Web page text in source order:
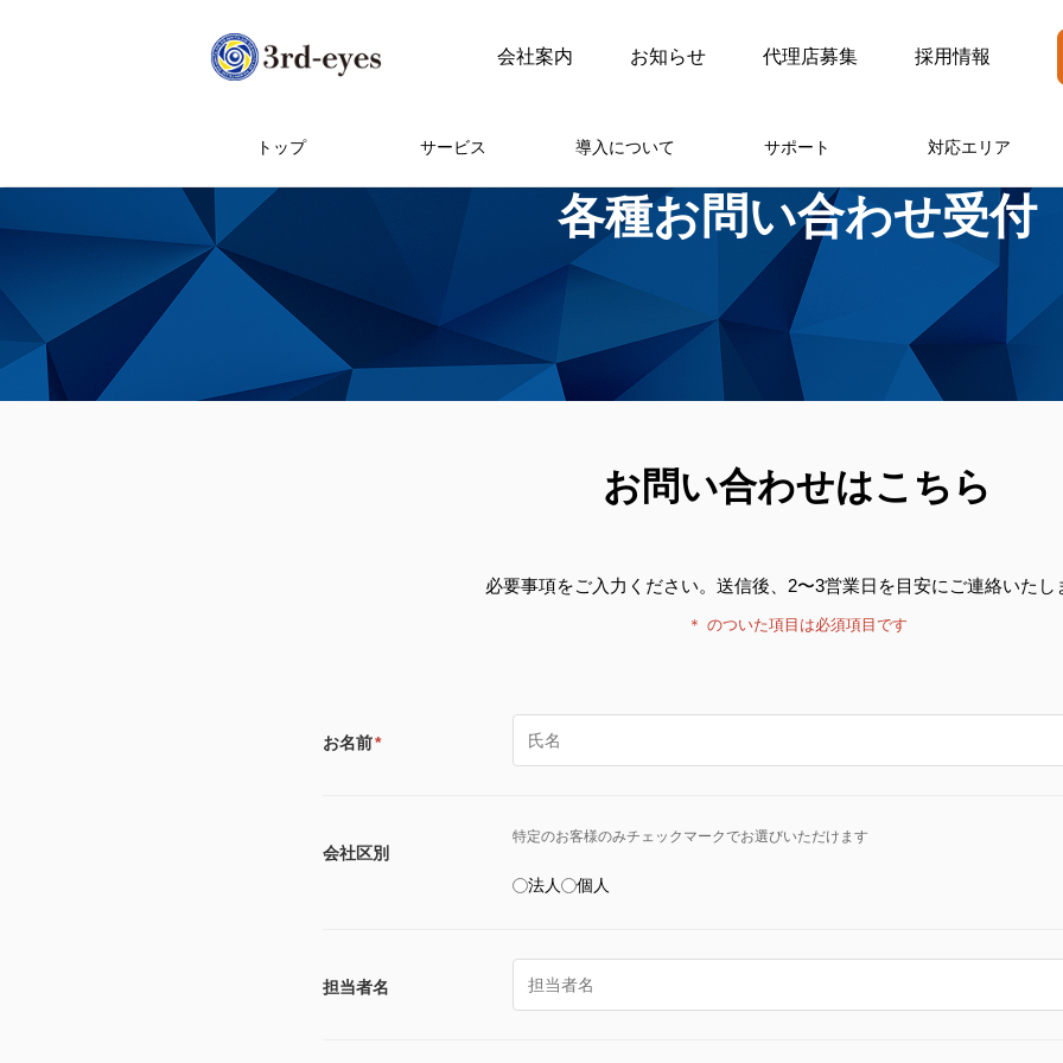
会社案内 お知らせ 代理店募集 採用情報
トップ サービス 導入について サポート 対応エリア
各種お問い合わせ受付
お問い合わせはこちら
必要事項をご入力ください。送信後、2〜3営業日を目安にご連絡いたし
＊ のついた項目は必須項目です
お名前*
会社区別
特定のお客様のみチェックマークでお選びいただけます
法人 個人
担当者名